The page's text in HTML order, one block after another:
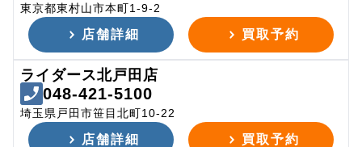
東京都東村山市本町1-9-2
店舗詳細 買取予約
ライダース北戸田店
048-421-5100
埼玉県戸田市笹目北町10-22
店舗詳細 買取予約